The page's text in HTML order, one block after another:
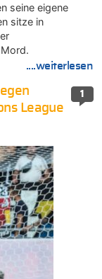
seine eigene
sitze in
....weiterlesen
1
League